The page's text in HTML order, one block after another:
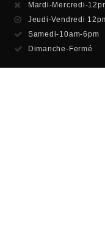
Mardi-Mercredi-
Jeudi-Vendredi
Samedi-10am-6pm
Dimanche-Fermé